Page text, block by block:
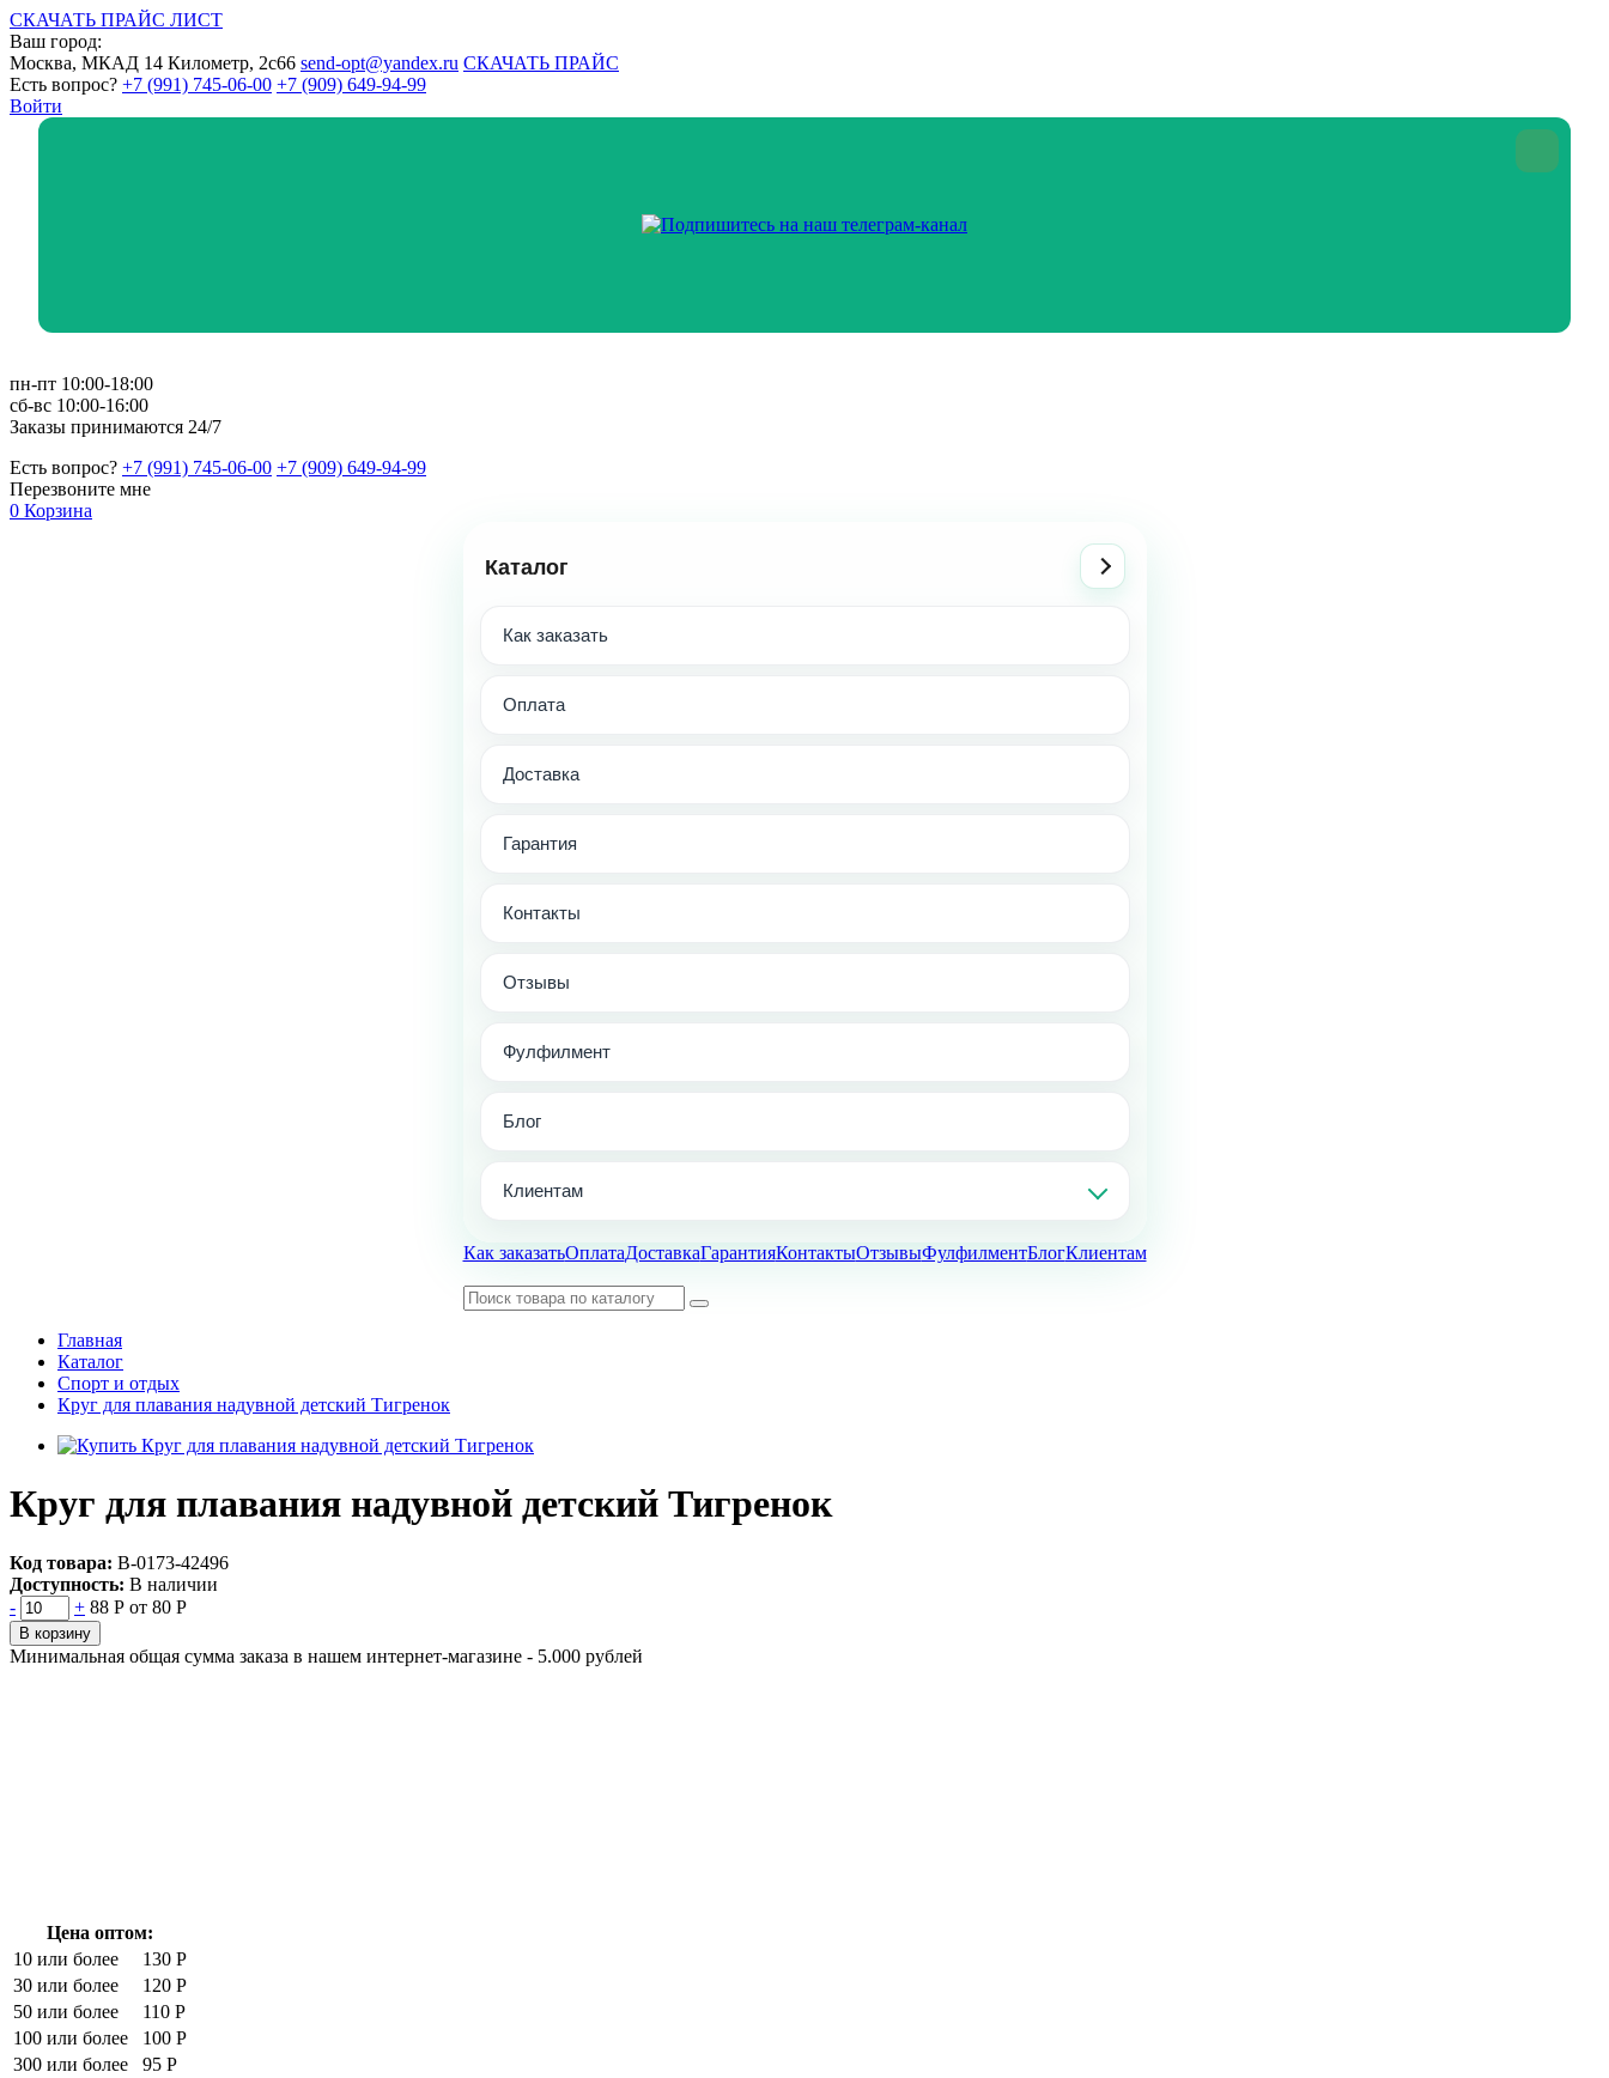
СКАЧАТЬ ПРАЙС ЛИСТ
Ваш город:
Москва, МКАД 14 Километр, 2с66 send-opt@yandex.ru СКАЧАТЬ ПРАЙС
Есть вопрос? +7 (991) 745-06-00 +7 (909) 649-94-99
Войти
пн-пт 10:00-18:00
сб-вс 10:00-16:00
Заказы принимаются 24/7
Есть вопрос? +7 (991) 745-06-00 +7 (909) 649-94-99
Перезвоните мне
0 Корзина
Каталог
Как заказать
Оплата
Доставка
Гарантия
Контакты
Отзывы
Фулфилмент
Блог
Клиентам
Как заказатьОплатаДоставкаГарантияКонтактыОтзывыФулфилментБлогКлиентам
Главная
Каталог
Спорт и отдых
Круг для плавания надувной детский Тигренок
Круг для плавания надувной детский Тигренок
Код товара: В-0173-42496
Доступность: В наличии
-
+ 88 Р от 80 Р
В корзину
Минимальная общая сумма заказа в нашем интернет-магазине - 5.000 рублей
Цена оптом:
10 или более
130 Р
30 или более
120 Р
50 или более
110 Р
100 или более
100 Р
300 или более
95 Р